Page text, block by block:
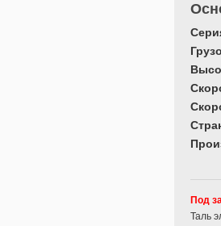
Под
Таль